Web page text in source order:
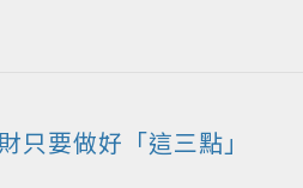
只要做好「這三點」